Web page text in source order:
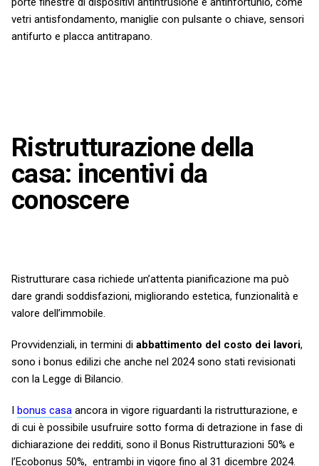
vetri antisfondamento, maniglie con pulsante o chiave, sensori
antifurto e placca antitrapano.
Ristrutturazione della
casa: incentivi da
conoscere
Ristrutturare casa richiede un’attenta pianificazione ma può
dare grandi soddisfazioni, migliorando estetica, funzionalità e
valore dell’immobile.
Provvidenziali, in termini di abbattimento del costo dei lavori,
sono i bonus edilizi che anche nel 2024 sono stati revisionati
con la Legge di Bilancio.
I bonus casa ancora in vigore riguardanti la ristrutturazione, e
di cui è possibile usufruire sotto forma di detrazione in fase di
dichiarazione dei redditi, sono il Bonus Ristrutturazioni 50% e
l’Ecobonus 50%, entrambi in vigore fino al 31 dicembre 2024.